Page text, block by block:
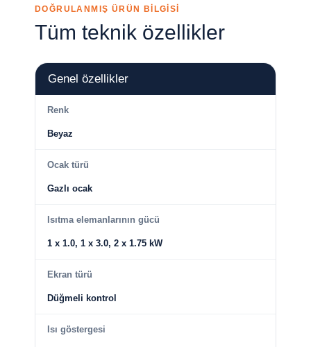
DOĞRULANMIŞ ÜRÜN BİLGİSİ
Tüm teknik özellikler
Genel özellikler
Renk
Beyaz
Ocak türü
Gazlı ocak
Isıtma elemanlarının gücü
1 x 1.0, 1 x 3.0, 2 x 1.75 kW
Ekran türü
Düğmeli kontrol
Isı göstergesi